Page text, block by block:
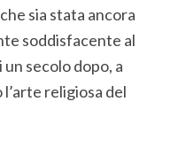
sia stata ancora
soddisfacente al
secolo dopo, a
religiosa del